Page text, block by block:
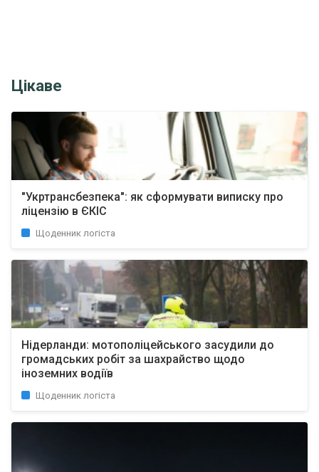
Цікаве
"Укртрансбезпека": як сформувати виписку про
ліцензію в ЄКІС
Щоденник логіста
Нідерланди: мотополіцейського засудили до
громадських робіт за шахрайство щодо
іноземних водіїв
Щоденник логіста